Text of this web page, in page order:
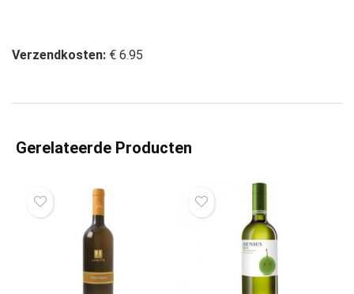
Verzendkosten: € 6.95
Gerelateerde Producten